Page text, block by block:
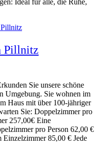
Ideal für alle, die Ruhe,
Pillnitz
Sie unsere schöne
Umgebung. Sie wohnen im
Haus mit über 100-jähriger
Sie: Doppelzimmer pro
257,00€ Eine
pro Person 62,00 €
Einzelzimmer 85,00 € Jede